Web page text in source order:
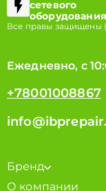
сетевого
оборудования
Все правы защищены
Ежедневно, с
+78001008867
Бренд
О компании